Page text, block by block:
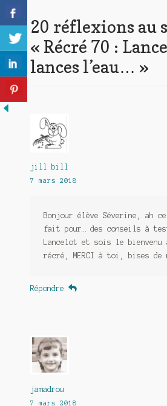
20 réflexions au
« Récré 70 :
lances l’eau… »
jill bill
7 mars 2018
Bonjour élève Séverine, ah
fait pour… des conseils à
Lancelot et sois le bienvenu
récré, MERCI à toi, bises de
Répondre
jamadrou
7 mars 2018